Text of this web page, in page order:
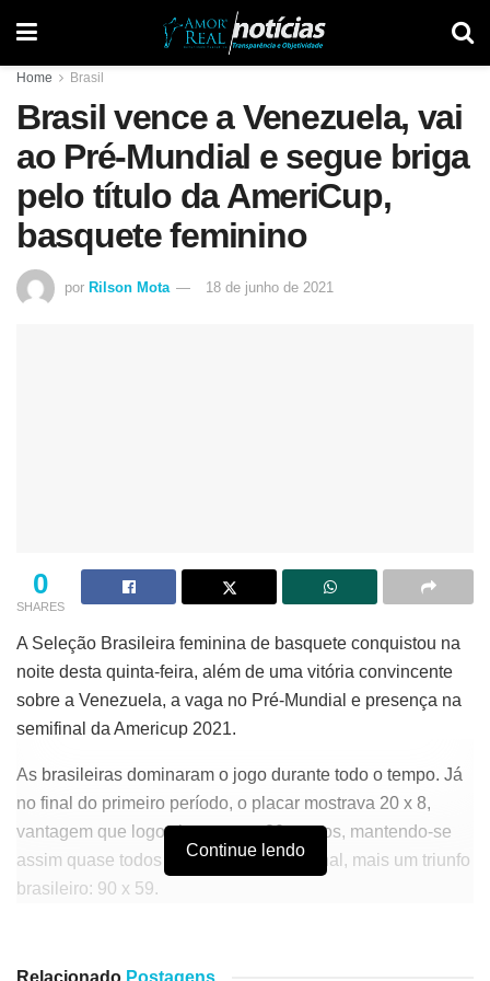
Home Brasil
Brasil vence a Venezuela, vai
ao Pré-Mundial e segue briga
pelo título da AmeriCup,
basquete feminino
por Rilson Mota 18 de junho de 2021
0
SHARES
A Seleção Brasileira feminina de basquete conquistou na
noite desta quinta-feira, além de uma vitória convincente
sobre a Venezuela, a vaga no Pré-Mundial e presença na
semifinal da Americup 2021.
As brasileiras dominaram o jogo durante todo o tempo. Já
no final do primeiro período, o placar mostrava 20 x 8,
vantagem que logo chegou aos 30 pontos, mantendo-se
assim quase todos os 40 minutos. No final, mais um triunfo
brasileiro: 90 x 59.
Continue lendo
Relacionado Postagens